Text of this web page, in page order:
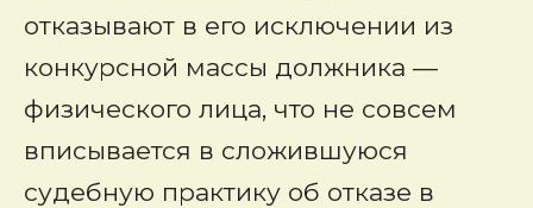
отказывают в его исключении из
конкурсной массы должника —
физического лица, что не совсем
вписывается в сложившуюся
судебную практику об отказе в